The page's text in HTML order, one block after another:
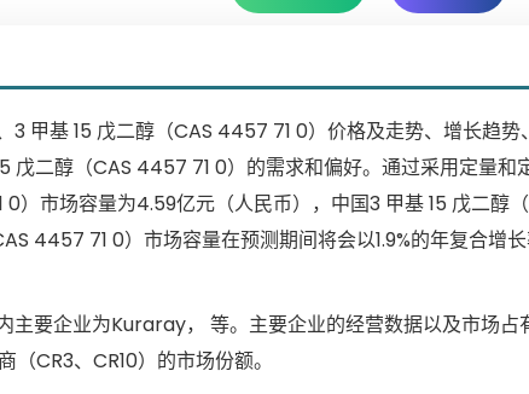
甲基 15 戊二醇（CAS 4457 71 0）价格及走势、增长趋势
戊二醇（CAS 4457 71 0）的需求和偏好。通过采用定量和
）市场容量为4.59亿元（人民币），中国3 甲基 15 戊二醇
4457 71 0）市场容量在预测期间将会以1.9%的年复合增
主要企业为Kuraray， 等。主要企业的经营数据以及市场占
CR3、CR10）的市场份额。